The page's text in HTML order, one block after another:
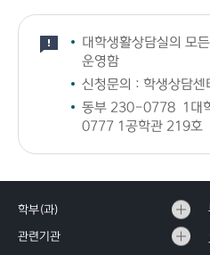
대학생활상담실의 모
운영함
신청문의 : 학생상담센
동부 230-0778 1대
0777 1공학관 219호
학부(과)
관련기관